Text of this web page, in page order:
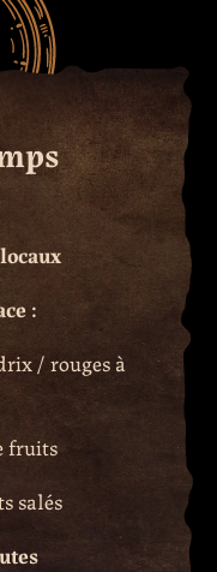
:
/ rouges à
fruits
salés